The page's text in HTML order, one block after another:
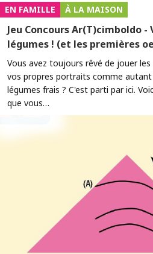
EN FAMILLE À LA MAISON
Jeu Concours Ar(T)cimboldo
légumes ! (et les premières
Vous avez toujours rêvé de jouer
vos propres portraits comme
légumes frais ? C'est parti par ici.
que vous…